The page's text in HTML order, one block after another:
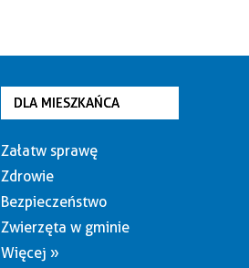
DLA MIESZKAŃCA
Załatw sprawę
Zdrowie
Bezpieczeństwo
Zwierzęta w gminie
Więcej »